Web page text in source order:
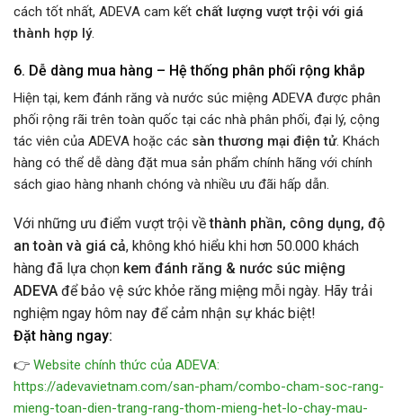
cách tốt nhất, ADEVA cam kết chất lượng vượt trội với giá
thành hợp lý.
6. Dễ dàng mua hàng – Hệ thống phân phối rộng khắp
Hiện tại, kem đánh răng và nước súc miệng ADEVA được phân
phối rộng rãi trên toàn quốc tại các nhà phân phối, đại lý, cộng
tác viên của ADEVA hoặc các sàn thương mại điện tử. Khách
hàng có thể dễ dàng đặt mua sản phẩm chính hãng với chính
sách giao hàng nhanh chóng và nhiều ưu đãi hấp dẫn.
Với những ưu điểm vượt trội vềthành phần, công dụng, độ
an toàn và giá cả, không khó hiểu khi hơn 50.000 khách
hàng đã lựa chọn kem đánh răng & nước súc miệng
ADEVA để bảo vệ sức khỏe răng miệng mỗi ngày. Hãy trải
nghiệm ngay hôm nay để cảm nhận sự khác biệt!
Đặt hàng ngay:
👉 Website chính thức của ADEVA:
https://adevavietnam.com/san-pham/combo-cham-soc-rang-
mieng-toan-dien-trang-rang-thom-mieng-het-lo-chay-mau-